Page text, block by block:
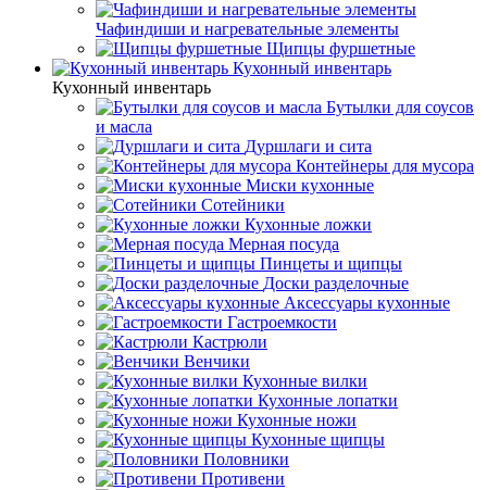
Чафиндиши и нагревательные элементы
Щипцы фуршетные
Кухонный инвентарь
Кухонный инвентарь
Бутылки для соусов
и масла
Дуршлаги и сита
Контейнеры для мусора
Миски кухонные
Сотейники
Кухонные ложки
Мерная посуда
Пинцеты и щипцы
Доски разделочные
Аксессуары кухонные
Гастроемкости
Кастрюли
Венчики
Кухонные вилки
Кухонные лопатки
Кухонные ножи
Кухонные щипцы
Половники
Противени